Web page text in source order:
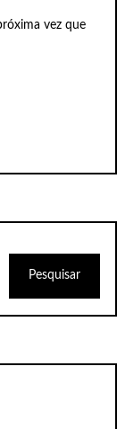
vez que
Pesquisar